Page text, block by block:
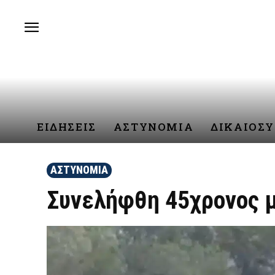
ΕΙΔΗΣΕΙΣ ΑΣΤΥΝΟΜΙΑ
ΑΣΤΥΝΟΜΙΑ
Συνελήφθη 45χρονος